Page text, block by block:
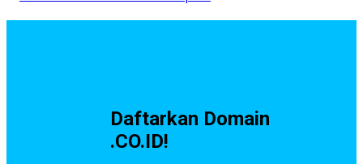
Daftarkan Domain
.CO.ID!